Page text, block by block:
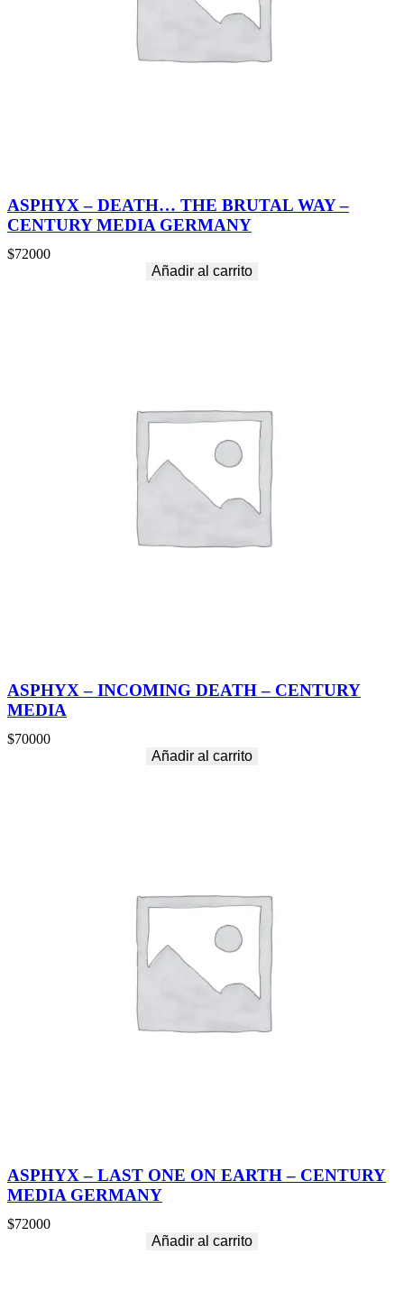
ASPHYX – DEATH… THE BRUTAL WAY –
CENTURY MEDIA GERMANY
$72000
Añadir al carrito
ASPHYX – INCOMING DEATH – CENTURY
MEDIA
$70000
Añadir al carrito
ASPHYX – LAST ONE ON EARTH – CENTURY
MEDIA GERMANY
$72000
Añadir al carrito